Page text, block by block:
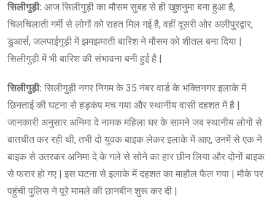
सिलीगुड़ी: आज सिलीगुड़ी का मौसम सुबह से ही खुशनुमा बना हुआ है,
चिलचिलाती गर्मी से लोगों को राहत मिल गई है, वहीं दूसरी ओर अलीपुरद्वार,
डुआर्स, जलपाईगुड़ी में झमझमाती बारिश ने मौसम को शीतल बना दिया |
सिलीगुड़ी में भी बारिश की संभावना बनी हुई है |
सिलीगुड़ी: सिलीगुड़ी नगर निगम के 35 नंबर वार्ड के भक्तिनगर इलाके में
छिनताई की घटना से हड़कंप मच गया और स्थानीय वासी दहशत में है |
जानकारी अनुसार अनिमा दे नामक महिला घर के सामने जब स्थानीय लोगों से
बातचीत कर रही थी, तभी दो युवक बाइक लेकर इलाके में आए, उनमें से एक ने
बाइक से उतरकर अनिमा दे के गले से सोने का हार छीन लिया और दोनों बाइक
से फरार हो गए | इस घटना से इलाके में दहशत का माहौल फैल गया | मौके पर
पहुंची पुलिस ने पूरे मामले की छानबीन शुरू कर दी |